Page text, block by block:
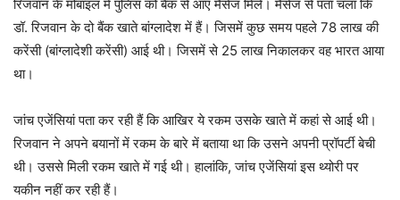
रिजवान के मोबाइल में पुलिस को बैंक से आए मैसेज मिले। मैसेज से पता चला कि
डॉ. रिजवान के दो बैंक खाते बांग्लादेश में हैं। जिसमें कुछ समय पहले 78 लाख की
करेंसी (बांग्लादेशी करेंसी) आई थी। जिसमें से 25 लाख निकालकर वह भारत आया
था।
जांच एजेंसियां पता कर रही हैं कि आखिर ये रकम उसके खाते में कहां से आई थी।
रिजवान ने अपने बयानों में रकम के बारे में बताया था कि उसने अपनी प्रॉपर्टी बेची
थी। उससे मिली रकम खाते में गई थी। हालांकि, जांच एजेंसियां इस थ्योरी पर
यकीन नहीं कर रही हैं।